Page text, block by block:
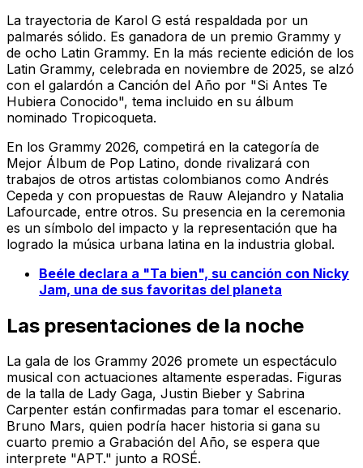
La trayectoria de Karol G está respaldada por un
palmarés sólido. Es ganadora de un premio Grammy y
de ocho Latin Grammy. En la más reciente edición de los
Latin Grammy, celebrada en noviembre de 2025, se alzó
con el galardón a Canción del Año por "Si Antes Te
Hubiera Conocido", tema incluido en su álbum
nominado Tropicoqueta.
En los Grammy 2026, competirá en la categoría de
Mejor Álbum de Pop Latino, donde rivalizará con
trabajos de otros artistas colombianos como Andrés
Cepeda y con propuestas de Rauw Alejandro y Natalia
Lafourcade, entre otros. Su presencia en la ceremonia
es un símbolo del impacto y la representación que ha
logrado la música urbana latina en la industria global.
Beéle declara a "Ta bien", su canción con Nicky
Jam, una de sus favoritas del planeta
Las presentaciones de la noche
La gala de los Grammy 2026 promete un espectáculo
musical con actuaciones altamente esperadas. Figuras
de la talla de Lady Gaga, Justin Bieber y Sabrina
Carpenter están confirmadas para tomar el escenario.
Bruno Mars, quien podría hacer historia si gana su
cuarto premio a Grabación del Año, se espera que
interprete "APT." junto a ROSÉ.